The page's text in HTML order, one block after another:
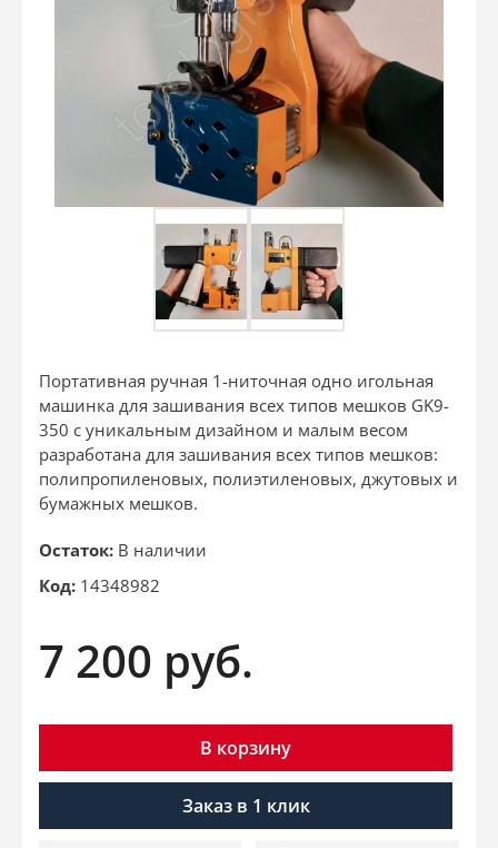
Портативная ручная 1-ниточная одно игольная
машинка для зашивания всех типов мешков GK9-
350 с уникальным дизайном и малым весом
разработана для зашивания всех типов мешков:
полипропиленовых, полиэтиленовых, джутовых и
бумажных мешков.
Остаток: В наличии
Код: 14348982
7 200 руб.
В корзину
Заказ в 1 клик